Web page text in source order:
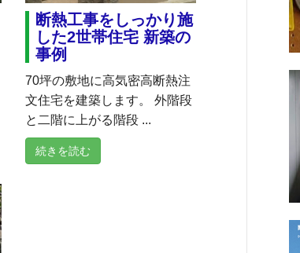
断熱工事をしっかり施
した2世帯住宅 新築の
事例
70坪の敷地に高気密高断熱注
文住宅を建築します。 外階段
と二階に上がる階段 ...
続きを読む